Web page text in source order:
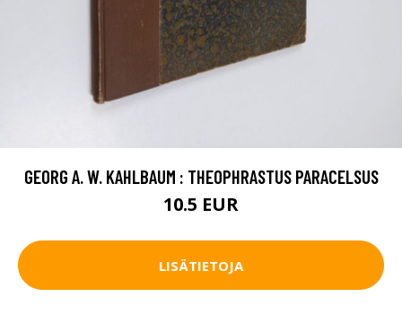
GEORG A. W. KAHLBAUM : THEOPHRASTUS PARACELSUS
10.5 EUR
LISÄTIETOJA